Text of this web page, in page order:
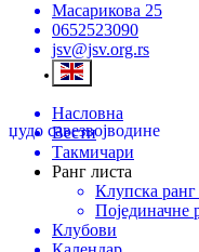
Масарикова 25
0652523090
jsv@jsv.org.rs
џудо савезвојводине
Насловна
Вести
Такмичари
Ранг листа
Клупска ранг
Појединачне
Клубови